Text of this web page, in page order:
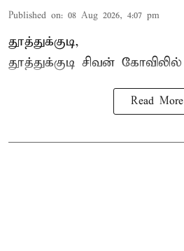
Published on: 08 Aug 2026, 4:07 pm
தூத்துக்குடி,
தூத்துக்குடி சிவன் கோவிலில்
Read More